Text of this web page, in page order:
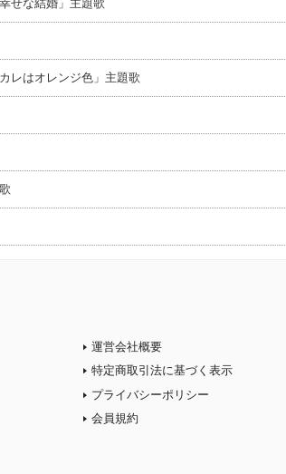
せな結婚」主題歌
レはオレンジ色」主題歌
運営会社概要
特定商取引法に基づく表示
プライバシーポリシー
会員規約